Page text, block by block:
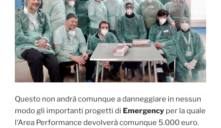
Questo non andrà comunque a danneggiare in nessun
modo gli importanti progetti di Emergency per la quale
l’Area Performance devolverà comunque 5.000 euro.